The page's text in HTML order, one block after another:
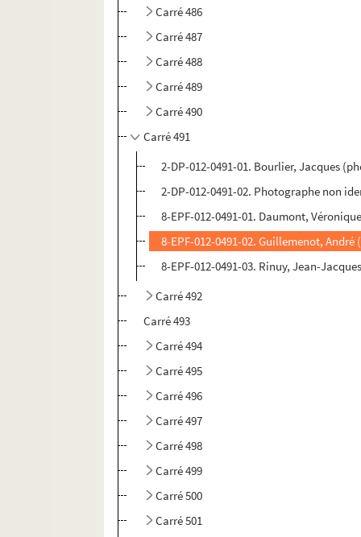
Carré 486
Carré 487
Carré 488
Carré 489
Carré 490
Carré 491
2-DP-012-0491-01. Bourlier, Jacques
2-DP-012-0491-02. Photographe non
8-EPF-012-0491-01. Daumont,
8-EPF-012-0491-02. Guillemenot,
8-EPF-012-0491-03. Rinuy, Jean-
Carré 492
Carré 493
Carré 494
Carré 495
Carré 496
Carré 497
Carré 498
Carré 499
Carré 500
Carré 501